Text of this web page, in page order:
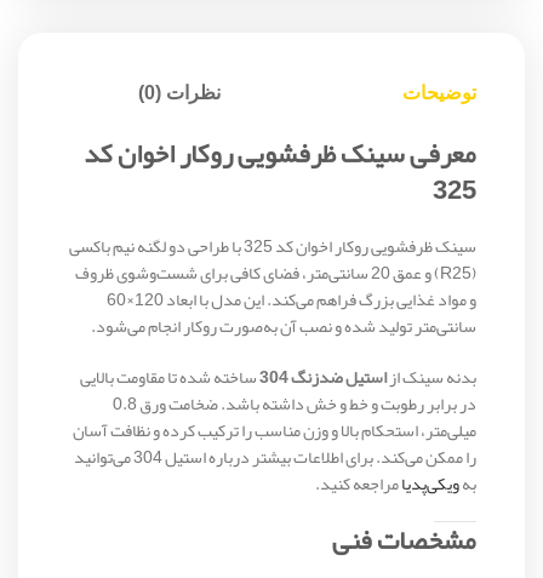
توضیحات نظرات (0)
معرفی سینک ظرفشویی روکار اخوان کد
325
سینک ظرفشویی روکار اخوان کد 325 با طراحی دو لگنه نیم باکسی
(R25) و عمق 20 سانتی‌متر، فضای کافی برای شست‌وشوی ظروف
و مواد غذایی بزرگ فراهم می‌کند. این مدل با ابعاد 120×60
سانتی‌متر تولید شده و نصب آن به‌صورت روکار انجام می‌شود.
بدنه سینک ازاستیل ضدزنگ 304 ساخته شده تا مقاومت بالایی
در برابر رطوبت و خط و خش داشته باشد. ضخامت ورق 0.8
میلی‌متر، استحکام بالا و وزن مناسب را ترکیب کرده و نظافت آسان
را ممکن می‌کند. برای اطلاعات بیشتر درباره استیل 304 می‌توانید
بهویکی‌پدیامراجعه کنید.
مشخصات فنی